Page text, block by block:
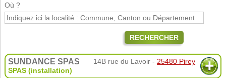
Où ?
RECHERCHER
SUNDANCE SPAS 14B rue du Lavoir - 25480 Pirey
SPAS (installation)